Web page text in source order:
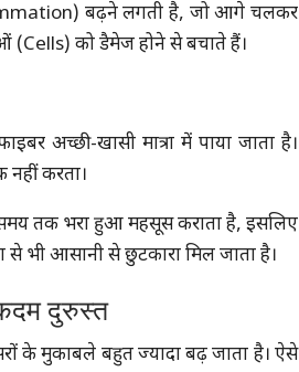
बढ़ने लगती है, जो आगे चलकर
(Cells) को डैमेज होने से बचाते हैं।
अच्छी-खासी मात्रा में पाया जाता है।
करता।
समय तक भरा हुआ महसूस कराता है, इसलिए
से भी आसानी से छुटकारा मिल जाता है।
दुरुस्त
के मुकाबले बहुत ज्यादा बढ़ जाता है। ऐसे